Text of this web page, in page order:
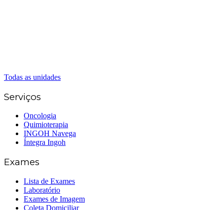
Todas as unidades
Serviços
Oncologia
Quimioterapia
INGOH Navega
Íntegra Ingoh
Exames
Lista de Exames
Laboratório
Exames de Imagem
Coleta Domiciliar